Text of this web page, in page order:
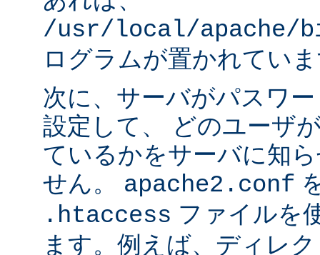
/usr/local/apache/
ログラムが置かれてい
次に、サーバがパスワ
設定して、 どのユーザ
ているかをサーバに知
せん。 apache2.conf
.htaccess ファイルを
ます。例えば、ディレ